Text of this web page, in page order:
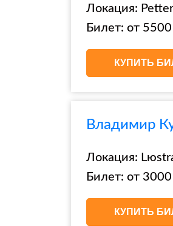
Локация:
Билет: от
КУПИТЬ
Владимир
Локация:
Билет: от
КУПИТЬ